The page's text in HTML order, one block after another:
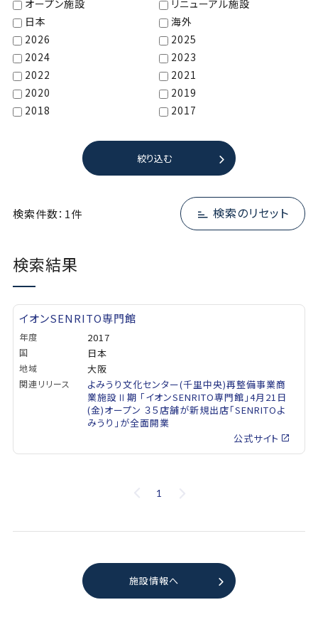
オープン施設
リニューアル施設
日本
海外
2026
2025
2024
2023
2022
2021
2020
2019
2018
2017
絞り込む
検索件数：1件 検索のリセット
検索結果
イオンSENRITO専門館
年度 2017
国 日本
地域 大阪
関連リリース
よみうり文化センター(千里中央)再整備事業商
業施設Ⅱ期 「イオンSENRITO専門館」4月21日
(金)オープン ３５店舗が新規出店「SENRITOよ
みうり」が全面開業
公式サイト
1
施設情報へ